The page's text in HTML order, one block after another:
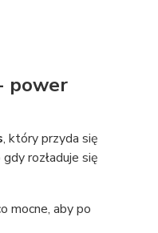
power
, który przyda się
rozładuje się
mocne, aby po